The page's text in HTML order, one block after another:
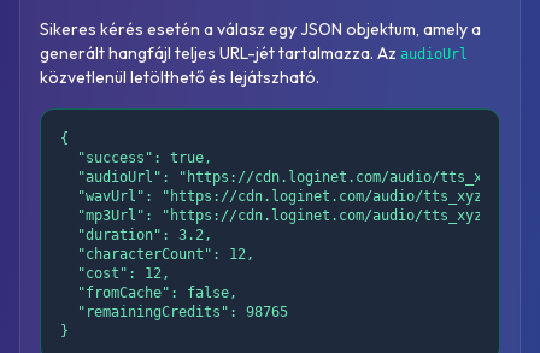
Sikeres kérés esetén a válasz egy JSON objektum, amely a
generált hangfájl teljes URL-jét tartalmazza. Az audioUrl
közvetlenül letölthető és lejátszható.
{
  "success": true,
"audioUrl": "https://cdn.loginet.com/audio/
"wavUrl": "https://cdn.loginet.com/audio/
"mp3Url": "https://cdn.loginet.com/audio/
  "duration": 3.2,
  "characterCount": 12,
  "cost": 12,
  "fromCache": false,
  "remainingCredits": 98765
}